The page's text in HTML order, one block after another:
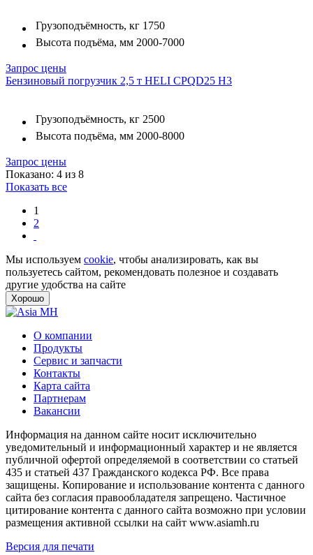
Грузоподъёмность, кг 1750
Высота подъёма, мм 2000-7000
Запрос цены
Бензиновый погрузчик 2,5 т HELI CPQD25 H3
Грузоподъёмность, кг 2500
Высота подъёма, мм 2000-8000
Запрос цены
Показано: 4 из 8
Показать все
1
2
Мы используем cookie, чтобы анализировать, как вы
пользуетесь сайтом, рекомендовать полезное и создавать
другие удобства на сайте
Хорошо
О компании
Продукты
Сервис и запчасти
Контакты
Карта сайта
Партнерам
Вакансии
Информация на данном сайте носит исключительно
уведомительный и информационный характер и не является
публичной офертой определяемой в соответствии со статьей
435 и статьей 437 Гражданского кодекса РФ. Все права
защищены. Копирование и использование контента с данного
сайта без согласия правообладателя запрещено. Частичное
цитирование контента с данного сайта возможно при условии
размещения активной ссылки на сайт www.asiamh.ru
Версия для печати